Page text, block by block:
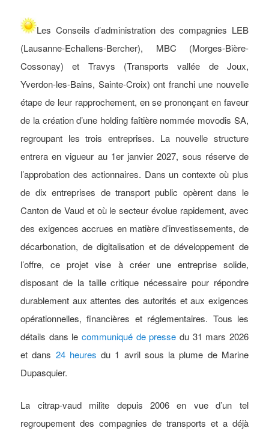
Les Conseils d’administration des compagnies LEB
(Lausanne-Echallens-Bercher), MBC (Morges-Bière-
Cossonay) et Travys (Transports vallée de Joux,
Yverdon-les-Bains, Sainte-Croix) ont franchi une nouvelle
étape de leur rapprochement, en se prononçant en faveur
de la création d’une holding faîtière nommée movodis SA,
regroupant les trois entreprises. La nouvelle structure
entrera en vigueur au 1er janvier 2027, sous réserve de
l’approbation des actionnaires. Dans un contexte où plus
de dix entreprises de transport public opèrent dans le
Canton de Vaud et où le secteur évolue rapidement, avec
des exigences accrues en matière d’investissements, de
décarbonation, de digitalisation et de développement de
l’offre, ce projet vise à créer une entreprise solide,
disposant de la taille critique nécessaire pour répondre
durablement aux attentes des autorités et aux exigences
opérationnelles, financières et réglementaires. Tous les
détails dans lecommuniqué de presse du 31 mars 2026
et dans 24 heures du 1 avril sous la plume de Marine
Dupasquier.
La citrap-vaud milite depuis 2006 en vue d’un tel
regroupement des compagnies de transports et a déjà